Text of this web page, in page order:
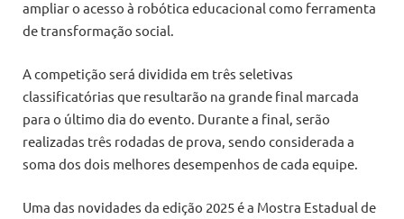
ampliar o acesso à robótica educacional como ferramenta
de transformação social.
A competição será dividida em três seletivas
classificatórias que resultarão na grande final marcada
para o último dia do evento. Durante a final, serão
realizadas três rodadas de prova, sendo considerada a
soma dos dois melhores desempenhos de cada equipe.
Uma das novidades da edição 2025 é a Mostra Estadual de